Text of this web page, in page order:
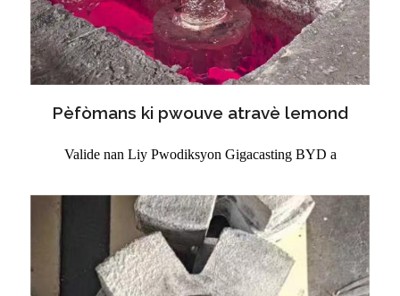
Pèfòmans ki pwouve atravè lemond
Valide nan Liy Pwodiksyon Gigacasting BYD a